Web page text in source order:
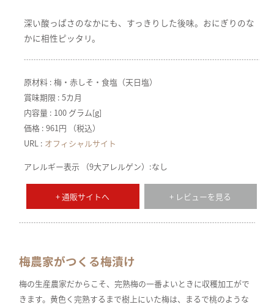
深い酸っぱさのなかにも、すっきりした後味。おにぎりのな
かに相性ピッタリ。
原材料 : 梅・赤しそ・食塩（天日塩）
賞味期限 : 5カ月
内容量 : 100 グラム[g]
価格 : 961円 （税込）
URL : オフィシャルサイト
アレルギー表示 （9大アレルゲン）:なし
+ 通販サイトへ + レビューを見る
梅農家がつくる梅漬け
梅の生産農家だからこそ、完熟梅の一番よいときに収穫加工がで
きます。黄色く完熟するまで樹上にいた梅は、まるで桃のような